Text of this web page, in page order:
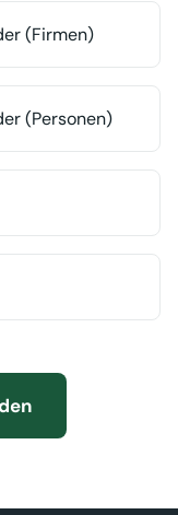
(Firmen)
(Personen)